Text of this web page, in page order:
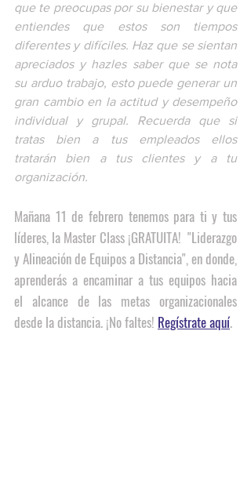
que te preocupas por su bienestar y que
entiendes que estos son tiempos
diferentes y difíciles. Haz que se sientan
apreciados y hazles saber que se nota
su arduo trabajo, esto puede generar un
gran cambio en la actitud y desempeño
individual y grupal. Recuerda que si
tratas bien a tus empleados ellos
tratarán bien a tus clientes y a tu
organización.
Mañana 11 de febrero tenemos para ti y tus
líderes, la Master Class ¡GRATUITA!  "Liderazgo
y Alineación de Equipos a Distancia", en donde,
aprenderás a encaminar a tus equipos hacia
el alcance de las metas organizacionales
desde la distancia. ¡No faltes! Regístrate aquí.